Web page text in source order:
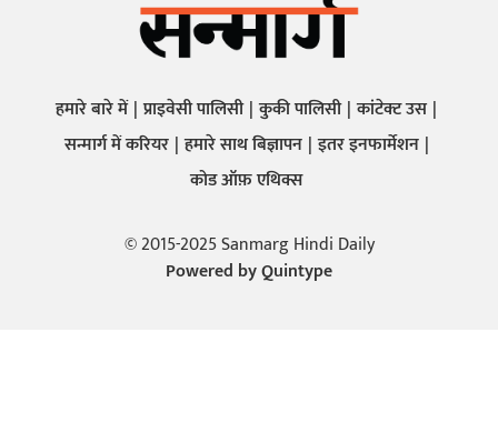
हमारे बारे में प्राइवेसी पालिसी कुकी पालिसी कांटेक्ट उस
सन्मार्ग में करियर हमारे साथ बिज्ञापन इतर इनफार्मेशन
कोड ऑफ़ एथिक्स
© 2015-2025 Sanmarg Hindi Daily
Powered byQuintype